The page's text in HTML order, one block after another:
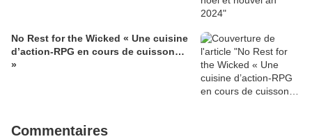
No Rest for the Wicked « Une cuisine
d’action-RPG en cours de cuisson…
»
Commentaires